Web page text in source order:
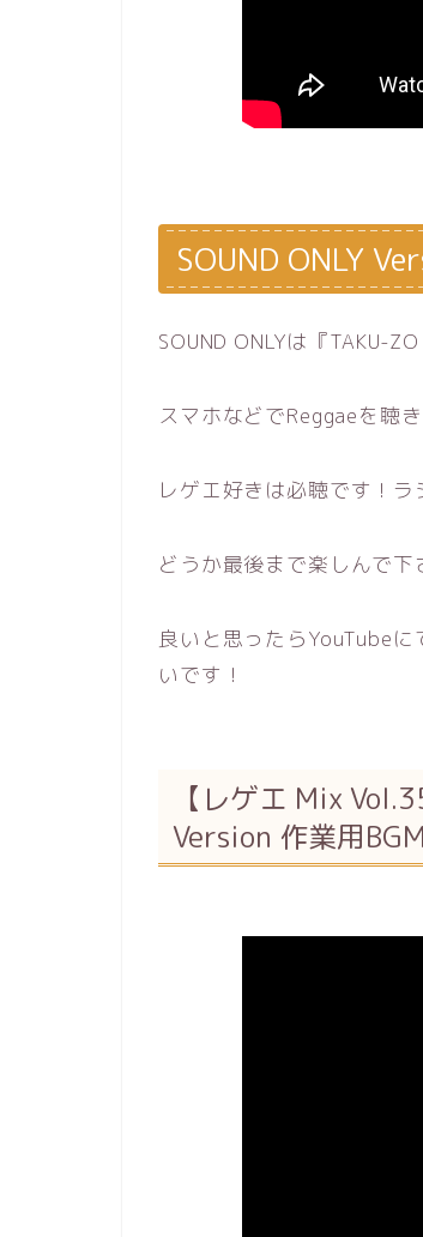
SOUND ONLY
SOUND ONLYは『TAKU-
スマホなどでReggaeを聴
レゲエ好きは必聴です！ラ
どうか最後まで楽しんで下
良いと思ったらYouTube
いです！
【レゲエ Mix
Version 作業用BGM